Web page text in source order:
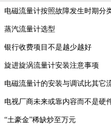
电磁流量计按照故障发生时期分
蒸汽流量计选型
银行收费项目不是越少越好
旋进旋涡流量计安装注意事项
电磁流量计的安装与调试比其它
电视厂商未来或靠内容而不是硬
“土豪金”稀缺炒至万元